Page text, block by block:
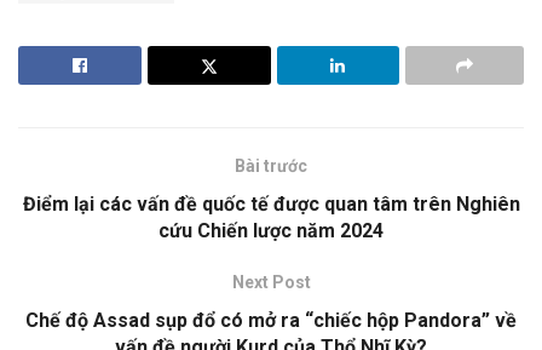
Bài trước
Điểm lại các vấn đề quốc tế được quan tâm trên Nghiên
cứu Chiến lược năm 2024
Next Post
Chế độ Assad sụp đổ có mở ra “chiếc hộp Pandora” về